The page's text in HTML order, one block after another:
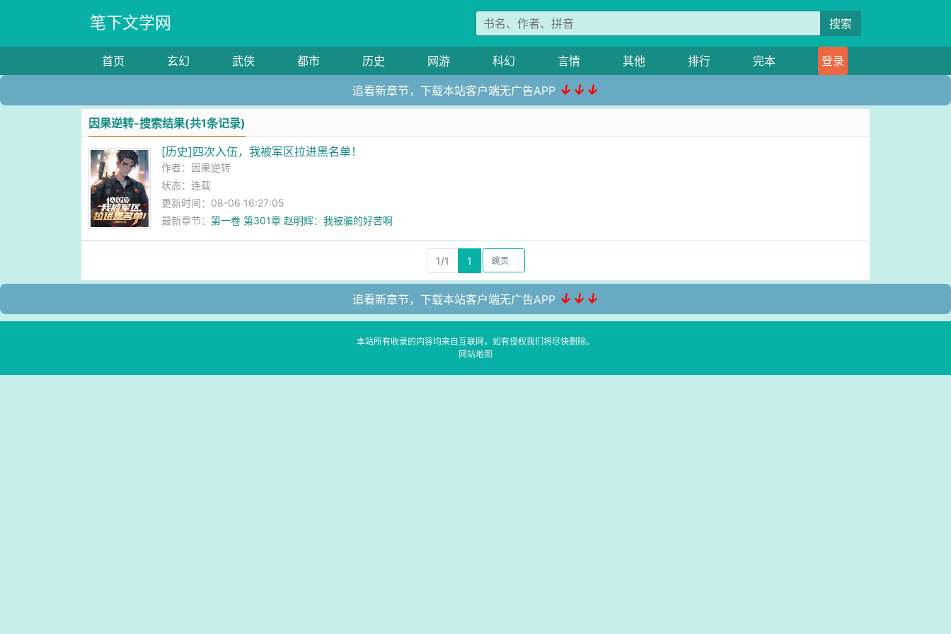
笔下文学网 搜索
首页 玄幻 武侠 都市 历史 网游 科幻 言情 其他 排行 完本 登录
追看新章节，下载本站客户端无广告APP ↓↓↓
因果逆转-搜索结果(共1条记录)
[历史]四次入伍，我被军区拉进黑名单！
作者： 因果逆转
状态：连载
更新时间：08-06 16:27:05
最新章节：第一卷 第301章 赵明辉：我被骗的好苦啊
1/1 1
追看新章节，下载本站客户端无广告APP ↓↓↓
本站所有收录的内容均来自互联网，如有侵权我们将尽快删除。
网站地图